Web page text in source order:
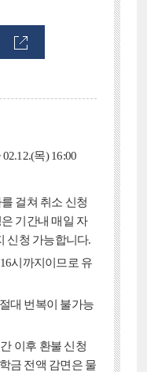
목) 16:00
걸쳐 취소 신청
기간내 매일 자
신청 가능합니다.
시까지이므로 유
대 번복이 불가능
이후 환불 신청
금 전액 감면은 물